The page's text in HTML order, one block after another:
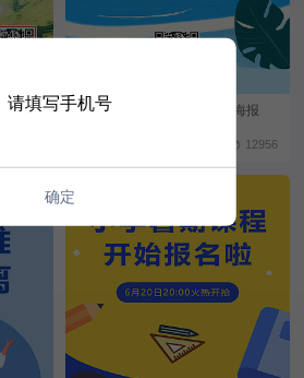
暑假游泳课程限时抢购特惠海报
12956
请填写手机号
确定